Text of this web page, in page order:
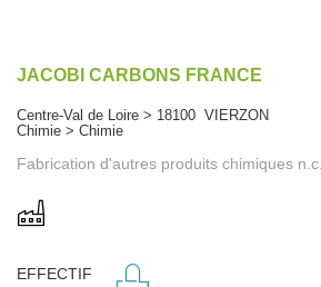
JACOBI CARBONS FRANCE
Centre-Val de Loire > 18100 VIERZON
Chimie > Chimie
Fabrication d'autres produits chimiques
EFFECTIF